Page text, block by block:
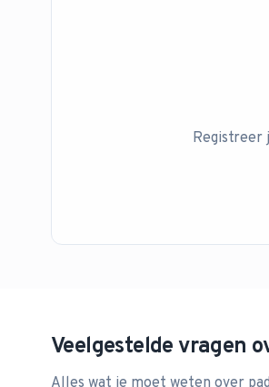
Registreer
Veelgestelde vragen
Alles wat je moet weten over